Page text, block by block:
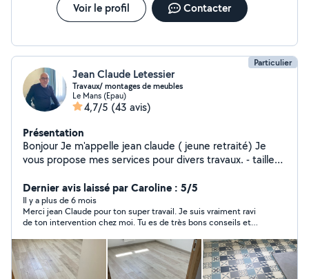
Voir le profil Contacter
Particulier
Jean Claude Letessier
Travaux/ montages de meubles
Le Mans (Epau)
4,7/5 (43 avis)
Présentation
Bonjour Je m'appelle jean claude ( jeune retraité) Je
vous propose mes services pour divers travaux. - taille
sanitaires et salle de bain - bardage bois (isolation
extérieur)
Dernier avis laissé par Caroline : 5/5
Il y a plus de 6 mois
Merci jean Claude pour ton super travail. Je suis vraiment ravi
de ton intervention chez moi. Tu es de très bons conseils et